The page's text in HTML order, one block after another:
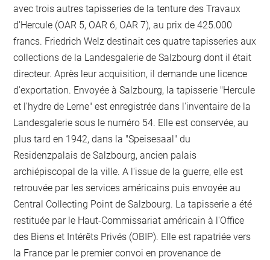
avec trois autres tapisseries de la tenture des Travaux
d'Hercule (OAR 5, OAR 6, OAR 7), au prix de 425.000
francs. Friedrich Welz destinait ces quatre tapisseries aux
collections de la Landesgalerie de Salzbourg dont il était
directeur. Après leur acquisition, il demande une licence
d'exportation. Envoyée à Salzbourg, la tapisserie "Hercule
et l'hydre de Lerne" est enregistrée dans l'inventaire de la
Landesgalerie sous le numéro 54. Elle est conservée, au
plus tard en 1942, dans la "Speisesaal" du
Residenzpalais de Salzbourg, ancien palais
archiépiscopal de la ville. A l'issue de la guerre, elle est
retrouvée par les services américains puis envoyée au
Central Collecting Point de Salzbourg. La tapisserie a été
restituée par le Haut-Commissariat américain à l'Office
des Biens et Intérêts Privés (OBIP). Elle est rapatriée vers
la France par le premier convoi en provenance de